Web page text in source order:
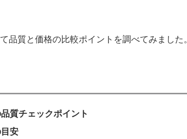
質と価格の比較ポイントを調べてみました。
質チェックポイント
安